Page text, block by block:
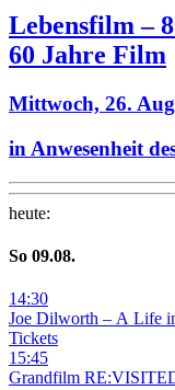
Lebensfilm –
60 Jahre Film
Mittwoch, 26.
in Anwesenheit
heute:
So 09.08.
14:30
Joe Dilworth – A Life
Tickets
15:45
Grandfilm